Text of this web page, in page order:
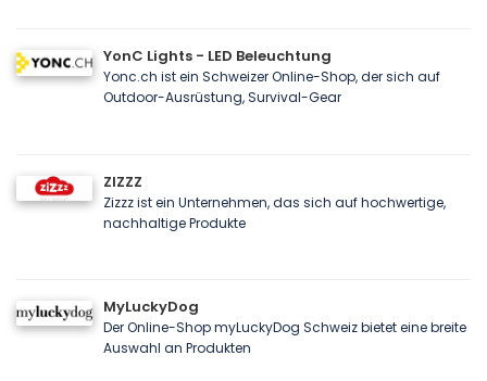
YonC Lights - LED Beleuchtung
Yonc.ch ist ein Schweizer Online-Shop, der sich auf
Outdoor-Ausrüstung, Survival-Gear
ZIZZZ
Zizzz ist ein Unternehmen, das sich auf hochwertige,
nachhaltige Produkte
MyLuckyDog
Der Online-Shop myLuckyDog Schweiz bietet eine breite
Auswahl an Produkten